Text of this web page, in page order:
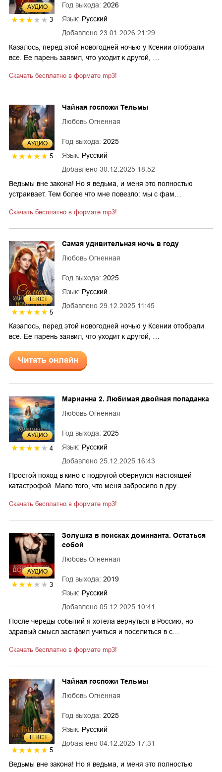
AУДИО
3
Добавлено 23.01.2026 21:29
Год выхода: 2026
Язык: Русский
Казалось, перед этой новогодней ночью у Ксении отобрали
все. Ее парень заявил, что уходит к другой, …
Скачать бесплатно в формате mp3!
AУДИО
5
Добавлено 30.12.2025 18:52
Чайная госпожи Тельмы
Любовь Огненная
Год выхода: 2025
Язык: Русский
Ведьмы вне закона! Но я ведьма, и меня это полностью
устраивает. Тем более что мне повезло: мы с фам…
Скачать бесплатно в формате mp3!
ТЕКСТ
5
Добавлено 29.12.2025 11:45
Самая удивительная ночь в году
Любовь Огненная
Год выхода: 2025
Язык: Русский
Казалось, перед этой новогодней ночью у Ксении отобрали
все. Ее парень заявил, что уходит к другой, …
Читать онлайн
AУДИО
4
Добавлено 25.12.2025 16:43
Марианна 2. Любимая двойная попаданка
Любовь Огненная
Год выхода: 2025
Язык: Русский
Простой поход в кино с подругой обернулся настоящей
катастрофой. Мало того, что меня забросило в дру…
Скачать бесплатно в формате mp3!
AУДИО
3
Добавлено 05.12.2025 10:41
Золушка в поисках доминанта. Остаться
собой
Любовь Огненная
Год выхода: 2019
Язык: Русский
После череды событий я хотела вернуться в Россию, но
здравый смысл заставил учиться и поселиться в с…
Скачать бесплатно в формате mp3!
ТЕКСТ
5
Добавлено 04.12.2025 17:31
Чайная госпожи Тельмы
Любовь Огненная
Год выхода: 2025
Язык: Русский
Ведьмы вне закона! Но я ведьма, и меня это полностью